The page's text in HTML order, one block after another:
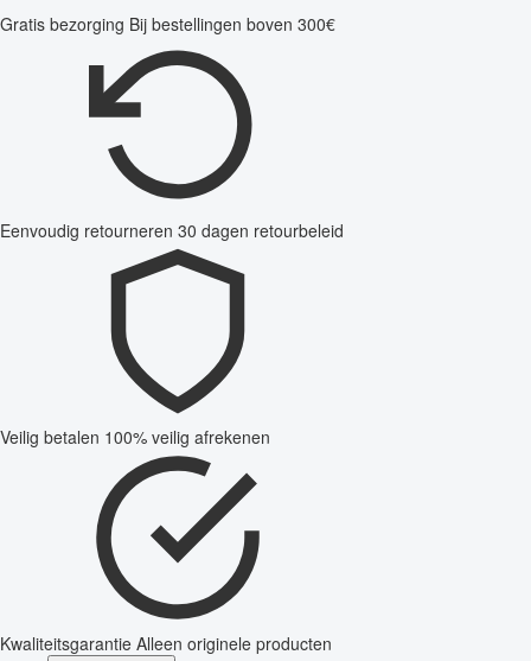
Gratis bezorging Bij bestellingen boven 300€
Eenvoudig retourneren 30 dagen retourbeleid
Veilig betalen 100% veilig afrekenen
Kwaliteitsgarantie Alleen originele producten